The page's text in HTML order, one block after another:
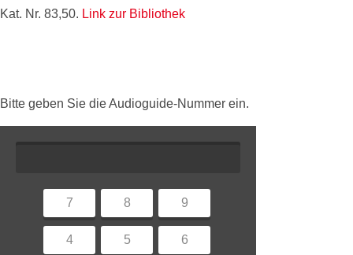
Kat. Nr. 83,50. Link zur Bibliothek
Bitte geben Sie die Audioguide-Nummer ein.
7 8 9
4 5 6